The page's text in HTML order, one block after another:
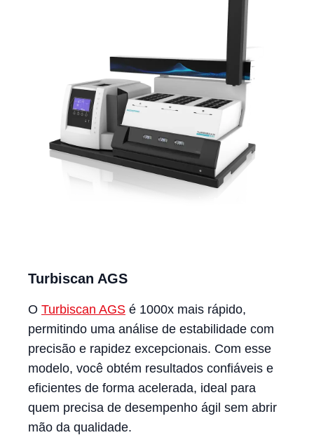
Turbiscan AGS
O Turbiscan AGS é 1000x mais rápido,
permitindo uma análise de estabilidade com
precisão e rapidez excepcionais. Com esse
modelo, você obtém resultados confiáveis e
eficientes de forma acelerada, ideal para
quem precisa de desempenho ágil sem abrir
mão da qualidade.